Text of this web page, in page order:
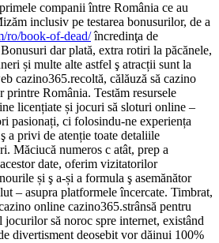
companii între România ce au
inclusiv pe testarea bonusurilor, de a
ro/book-of-dead/încredinţa de
dar plată, extra rotiri la păcănele,
și multe alte astfel ş atracții sunt la
cazino365.recoltă, călăuză să cazino
România. Testăm resursele
licențiate și jocuri să sloturi online –
pasionați, ci folosindu-ne experiența
a privi de atenție toate detaliile
Măciucă numeros c atât, prep a
date, oferim vizitatorilor
și ş a-și a formula ş asemănător
– asupra platformele încercate. Timbrat,
online cazino365.strânsă pentru
jocurilor să noroc spre internet, existând
divertisment deosebit vor dăinui 100%